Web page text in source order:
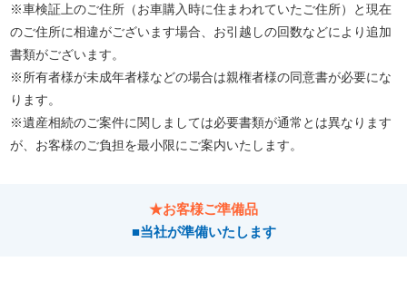
※車検証上のご住所（お車購入時に住まわれていたご住所）と現在
のご住所に相違がございます場合、お引越しの回数などにより追加
書類がございます。
※所有者様が未成年者様などの場合は親権者様の同意書が必要にな
ります。
※遺産相続のご案件に関しましては必要書類が通常とは異なります
が、お客様のご負担を最小限にご案内いたします。
★お客様ご準備品
■当社が準備いたします